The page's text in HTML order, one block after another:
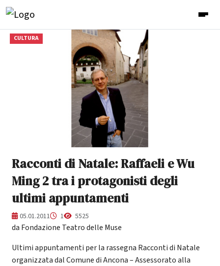
CULTURA
Racconti di Natale: Raffaeli e Wu
Ming 2 tra i protagonisti degli
ultimi appuntamenti
05.01.2011 1 5525
da Fondazione Teatro delle Muse
Ultimi appuntamenti per la rassegna Racconti di Natale
organizzata dal Comune di Ancona – Assessorato alla